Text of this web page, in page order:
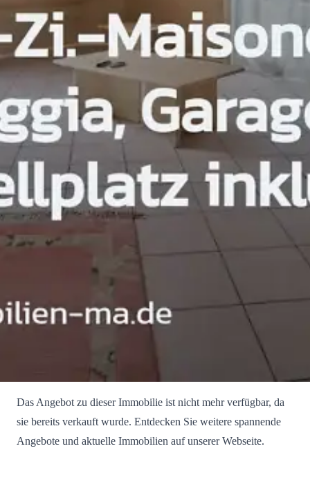
Das Angebot zu dieser Immobilie ist nicht mehr verfügbar, da
sie bereits verkauft wurde. Entdecken Sie weitere spannende
Angebote und aktuelle Immobilien auf unserer Webseite.